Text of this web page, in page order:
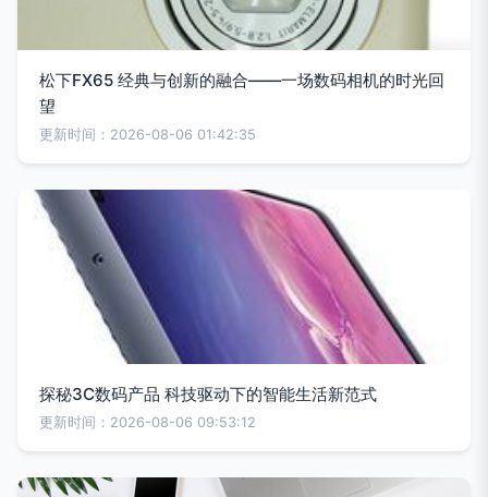
松下FX65 经典与创新的融合——一场数码相机的时光回
望
更新时间：2026-08-06 01:42:35
探秘3C数码产品 科技驱动下的智能生活新范式
更新时间：2026-08-06 09:53:12